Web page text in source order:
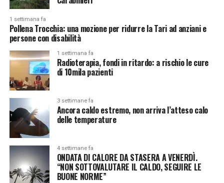
1 settimana fa
Pollena Trocchia: una mozione per ridurre la Tari ad anziani e
persone con disabilità
1 settimana fa
Radioterapia, fondi in ritardo: a rischio le cure
di 10mila pazienti
3 settimane fa
Ancora caldo estremo, non arriva l’atteso calo
delle temperature
4 settimane fa
ONDATA DI CALORE DA STASERA A VENERDÌ.
“NON SOTTOVALUTARE IL CALDO, SEGUIRE LE
BUONE NORME”